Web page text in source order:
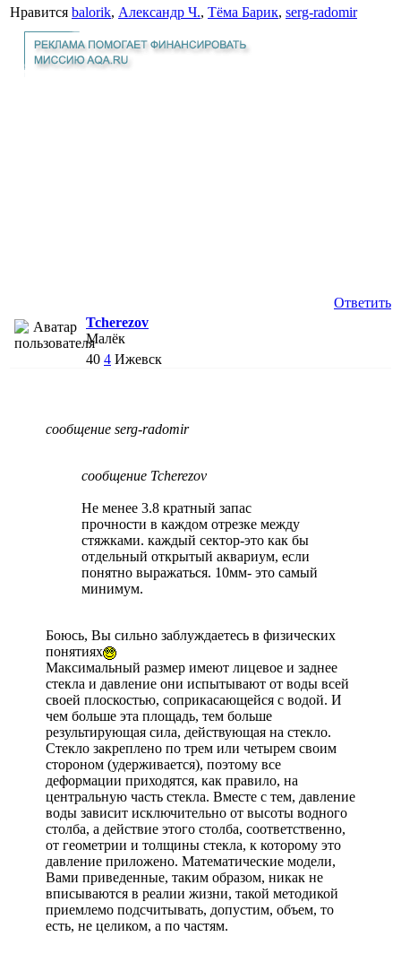
Нравится balorik, Александр Ч., Тёма Барик, serg-radomir
Ответить
Tcherezov
Малёк
40 4 Ижевск
сообщение serg-radomir
сообщение Tcherezov
Не менее 3.8 кратный запас
прочности в каждом отрезке между
стяжками. каждый сектор-это как бы
отдельный открытый аквариум, если
понятно выражаться. 10мм- это самый
минимум.
Боюсь, Вы сильно заблуждаетесь в физических
понятиях
Максимальный размер имеют лицевое и заднее
стекла и давление они испытывают от воды всей
своей плоскостью, соприкасающейся с водой. И
чем больше эта площадь, тем больше
результирующая сила, действующая на стекло.
Стекло закреплено по трем или четырем своим
стороном (удерживается), поэтому все
деформации приходятся, как правило, на
центральную часть стекла. Вместе с тем, давление
воды зависит исключительно от высоты водного
столба, а действие этого столба, соответственно,
от геометрии и толщины стекла, к которому это
давление приложено. Математические модели,
Вами приведенные, таким образом, никак не
вписываются в реалии жизни, такой методикой
приемлемо подсчитывать, допустим, объем, то
есть, не целиком, а по частям.